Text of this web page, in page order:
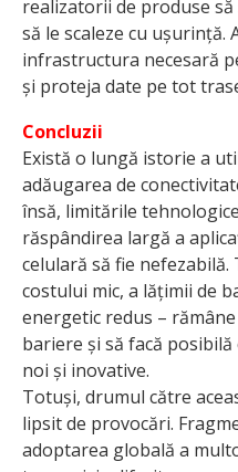
realizatorii de produse
să le scaleze cu
infrastructura necesară
și proteja date pe tot
Concluzii
Există o lungă istorie a
adăugarea de
însă, limitările
răspândirea largă a
celulară să fie
costului mic, a lățimii de
energetic redus –
bariere și să facă
noi și inovative.
Totuși, drumul către
lipsit de provocări.
adoptarea globală a